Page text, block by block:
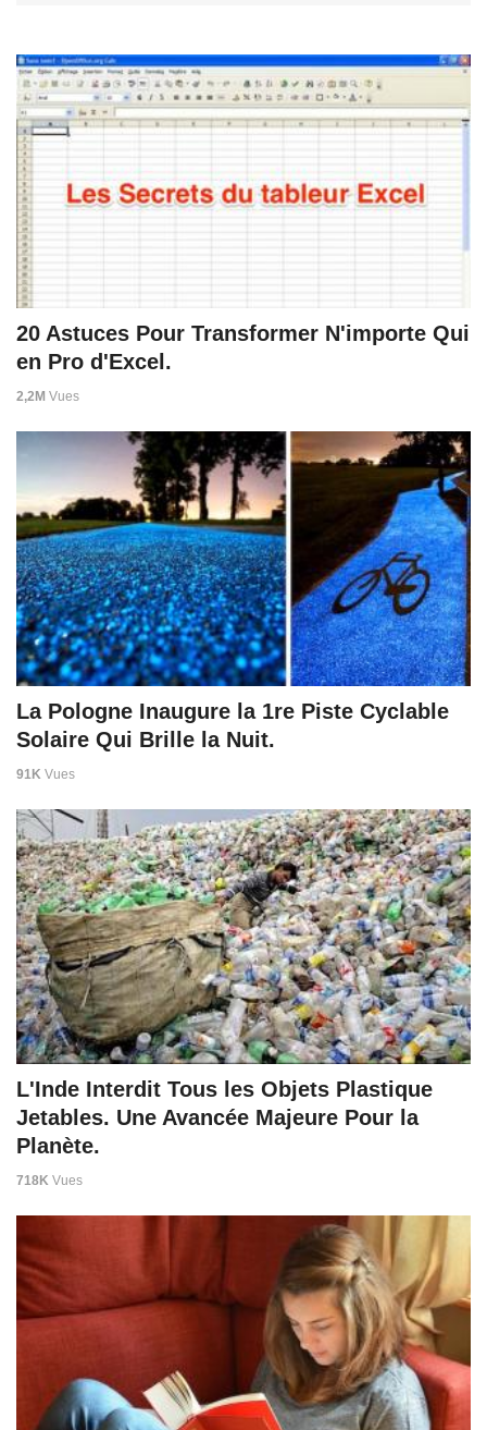
20 Astuces Pour Transformer N'importe Qui
en Pro d'Excel.
2,2M Vues
La Pologne Inaugure la 1re Piste Cyclable
Solaire Qui Brille la Nuit.
91K Vues
L'Inde Interdit Tous les Objets Plastique
Jetables. Une Avancée Majeure Pour la
Planète.
718K Vues